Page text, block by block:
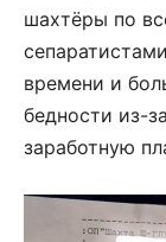
шахтёры по
времени и
бедности из-
заработную